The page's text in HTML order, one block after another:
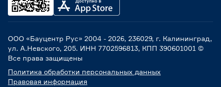
ООО «Бауцентр Рус» 2004 - 2026, 236029, г. Калининград,
ул. А.Невского, 205. ИНН 7702596813, КПП 390601001 ©
Все права защищены
Политика обработки персональных данных
Правовая информация